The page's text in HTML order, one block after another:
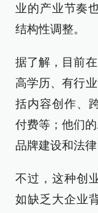
业的产业节奏
结构性调整。
据了解，目前
高学历、有行
括内容创作、
付费等；他们
品牌建设和法律
不过，这种创
如缺乏大企业